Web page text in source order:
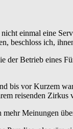
einmal eine
beschloss ich,
Betrieb eines
bis vor Kurzem
reisenden Zirkus
Meinungen